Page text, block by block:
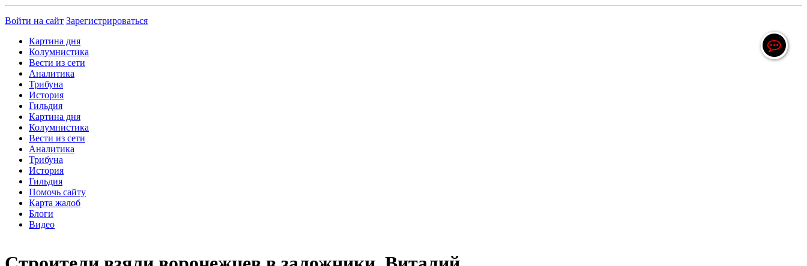
Войти на сайт Зарегистрироваться
Картина дня
Колумнистика
Вести из сети
Аналитика
Трибуна
История
Гильдия
Картина дня
Колумнистика
Вести из сети
Аналитика
Трибуна
История
Гильдия
Помочь сайту
Карта жалоб
Блоги
Видео